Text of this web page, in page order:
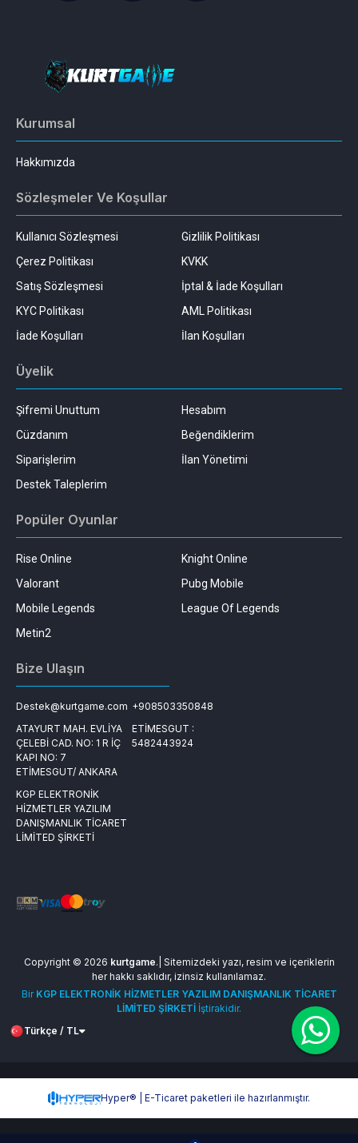
Kurumsal
Hakkımızda
Sözleşmeler Ve Koşullar
Kullanıcı Sözleşmesi
Gizlilik Politikası
Çerez Politikası
KVKK
Satış Sözleşmesi
İptal & İade Koşulları
KYC Politikası
AML Politikası
İade Koşulları
İlan Koşulları
Üyelik
Şifremi Unuttum
Hesabım
Cüzdanım
Beğendiklerim
Siparişlerim
İlan Yönetimi
Destek Taleplerim
Popüler Oyunlar
Rise Online
Knight Online
Valorant
Pubg Mobile
Mobile Legends
League Of Legends
Metin2
Bize Ulaşın
Destek@kurtgame.com +908503350848
ATAYURT MAH. EVLİYA
ÇELEBİ CAD. NO: 1 R İÇ
KAPI NO: 7
ETİMESGUT/ ANKARA
ETİMESGUT :
5482443924
KGP ELEKTRONİK
HİZMETLER YAZILIM
DANIŞMANLIK TİCARET
LİMİTED ŞİRKETİ
Copyright © 2026 kurtgame.| Sitemizdeki yazı, resim ve içeriklerin
her hakkı saklıdır, izinsiz kullanılamaz.
Bir KGP ELEKTRONİK HİZMETLER YAZILIM DANIŞMANLIK TİCARET
LİMİTED ŞİRKETİ İştirakidir.
Türkçe / TL
Hyper® | E-Ticaret paketleri ile hazırlanmıştır.